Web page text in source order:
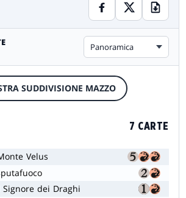
Panoramica
SUDDIVISIONE MAZZO
7 CARTE
Velus
dei Draghi